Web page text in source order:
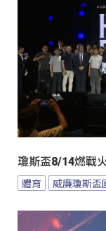
瓊斯盃8/14燃戰
體育 威廉瓊斯盃